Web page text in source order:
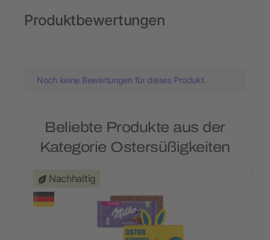
Produktbewertungen
Noch keine Bewertungen für dieses Produkt.
Beliebte Produkte aus der
Kategorie Ostersüßigkeiten
Nachhaltig